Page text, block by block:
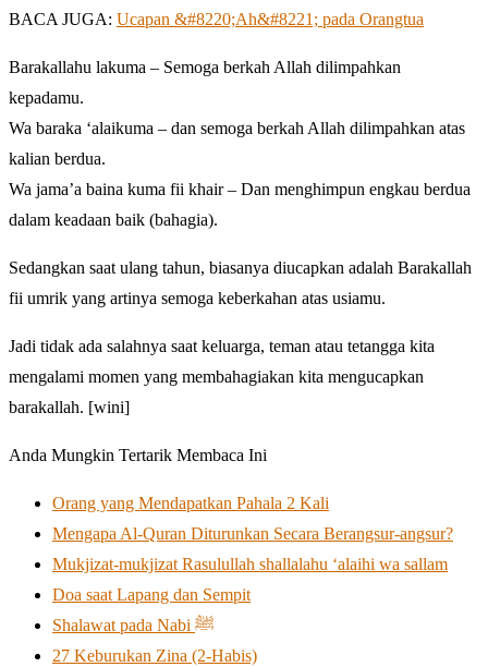
BACA JUGA: Ucapan &#8220;Ah&#8221; pada Orangtua
Barakallahu lakuma – Semoga berkah Allah dilimpahkan
kepadamu.
Wa baraka ‘alaikuma – dan semoga berkah Allah dilimpahkan atas
kalian berdua.
Wa jama’a baina kuma fii khair – Dan menghimpun engkau berdua
dalam keadaan baik (bahagia).
Sedangkan saat ulang tahun, biasanya diucapkan adalah Barakallah
fii umrik yang artinya semoga keberkahan atas usiamu.
Jadi tidak ada salahnya saat keluarga, teman atau tetangga kita
mengalami momen yang membahagiakan kita mengucapkan
barakallah. [wini]
Anda Mungkin Tertarik Membaca Ini
Orang yang Mendapatkan Pahala 2 Kali
Mengapa Al-Quran Diturunkan Secara Berangsur-angsur?
Mukjizat-mukjizat Rasulullah shallalahu ‘alaihi wa sallam
Doa saat Lapang dan Sempit
Shalawat pada Nabi ﷺ
27 Keburukan Zina (2-Habis)